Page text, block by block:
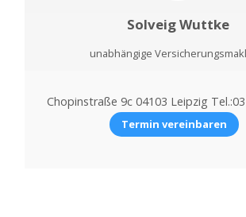
Solveig Wuttke
unabhängige
Chopinstraße 9c 04103 Leipzig
Termin vereinbaren